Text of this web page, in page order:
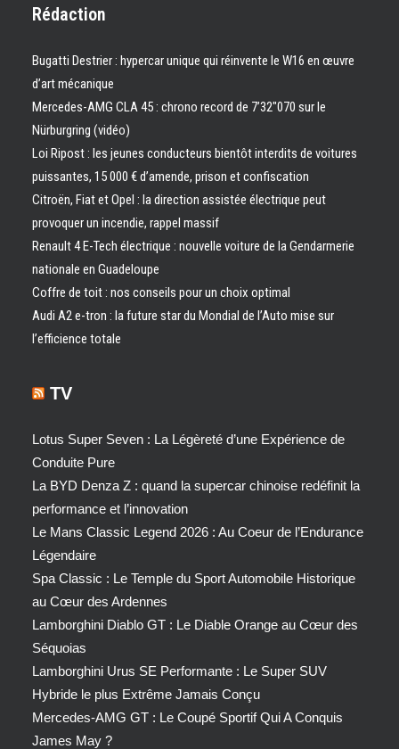
Rédaction
Bugatti Destrier : hypercar unique qui réinvente le W16 en œuvre
d’art mécanique
Mercedes-AMG CLA 45 : chrono record de 7’32″070 sur le
Nürburgring (vidéo)
Loi Ripost : les jeunes conducteurs bientôt interdits de voitures
puissantes, 15 000 € d’amende, prison et confiscation
Citroën, Fiat et Opel : la direction assistée électrique peut
provoquer un incendie, rappel massif
Renault 4 E-Tech électrique : nouvelle voiture de la Gendarmerie
nationale en Guadeloupe
Coffre de toit : nos conseils pour un choix optimal
Audi A2 e-tron : la future star du Mondial de l’Auto mise sur
l’efficience totale
TV
Lotus Super Seven : La Légèreté d’une Expérience de
Conduite Pure
La BYD Denza Z : quand la supercar chinoise redéfinit la
performance et l’innovation
Le Mans Classic Legend 2026 : Au Coeur de l’Endurance
Légendaire
Spa Classic : Le Temple du Sport Automobile Historique
au Cœur des Ardennes
Lamborghini Diablo GT : Le Diable Orange au Cœur des
Séquoias
Lamborghini Urus SE Performante : Le Super SUV
Hybride le plus Extrême Jamais Conçu
Mercedes-AMG GT : Le Coupé Sportif Qui A Conquis
James May ?